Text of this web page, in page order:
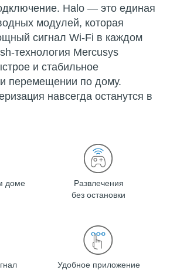
Halo — это единая
модулей, которая
сигнал Wi-Fi в каждом
технология Mercusys
и стабильное
перемещении по дому.
навсегда останутся в
доме
Развлечения
без остановки
Удобное приложение